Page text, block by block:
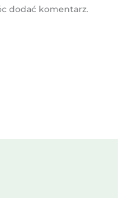
dodać komentarz.